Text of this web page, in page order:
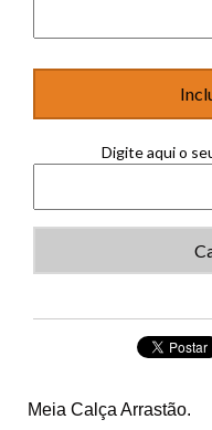
Digite aqui o
Meia Calça Arrastão.